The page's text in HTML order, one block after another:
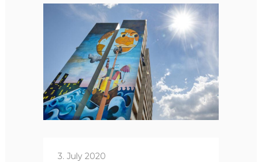
3. July 2020